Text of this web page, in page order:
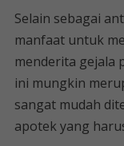
Selain sebagai
manfaat untuk
menderita gejala
ini mungkin
sangat mudah
apotek yang